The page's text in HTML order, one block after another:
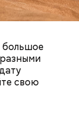
большое
свою
чтобы
деле
день